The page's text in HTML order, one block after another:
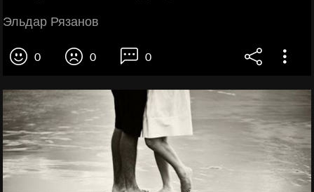
Эльдар Рязанов
0 0 0